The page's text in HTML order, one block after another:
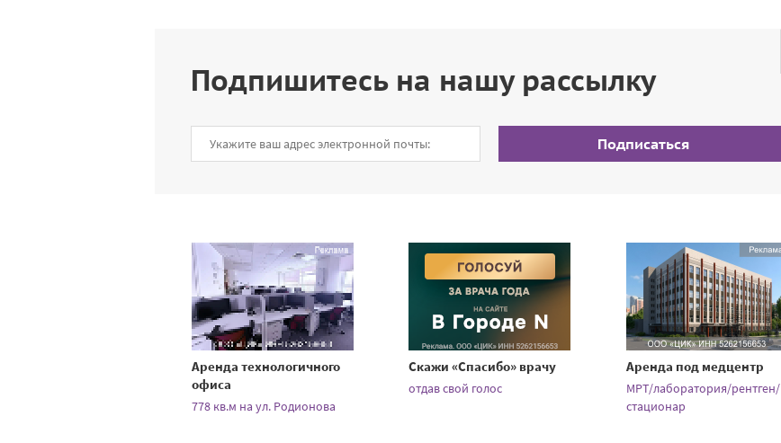
Подпишитесь на нашу рассылку
Подписаться
Аренда технологичного
офиса
778 кв.м на ул. Родионова
Скажи «Спасибо» врачу
отдав свой голос
Аренда под медцентр
МРТ/лаборатория/рентген/
стационар